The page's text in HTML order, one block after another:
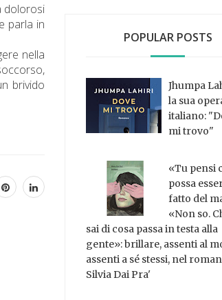
dolorosi
parla in
nella
brivido
POPULAR POSTS
Jhumpa
la sua
italiano:
mi trovo"
«Tu pensi
possa
fatto del
«Non so.
sai di cosa passa in testa alla
gente»: brillare, assenti al
assenti a sé stessi, nel
Silvia Dai Pra'